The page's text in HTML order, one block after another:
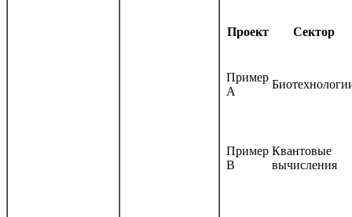
Проект Сектор
Пример
A
Пример
B
Квантовые
вычисления